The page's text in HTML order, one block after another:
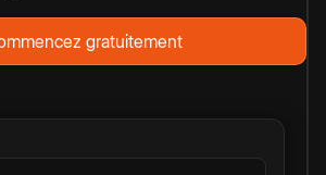
gratuitement